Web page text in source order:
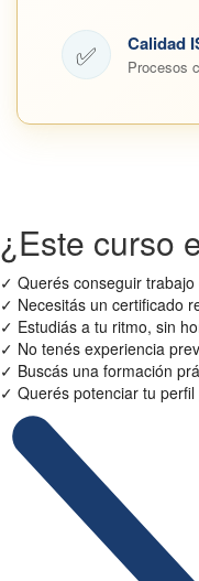
✅ Calidad
Procesos
¿Este curso
✓ Querés conseguir
✓ Necesitás un certificado
✓ Estudiás a tu ritmo, sin
✓ No tenés experiencia
✓ Buscás una formación
✓ Querés potenciar tu